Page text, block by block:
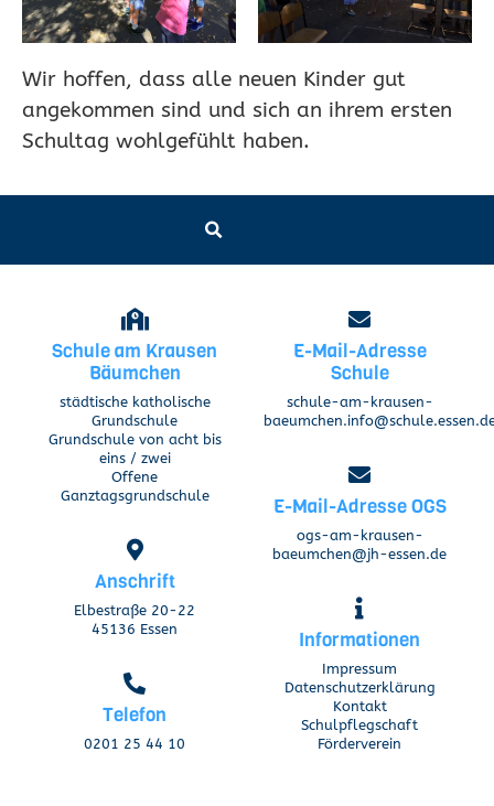
Wir hoffen, dass alle neuen Kinder gut
angekommen sind und sich an ihrem ersten
Schultag wohlgefühlt haben.
Schule am Krausen
Bäumchen
städtische katholische
Grundschule
Grundschule von acht bis
eins / zwei
Offene
Ganztagsgrundschule
Anschrift
Elbestraße 20-22
45136 Essen
Telefon
0201 25 44 10
E-Mail-Adresse
Schule
schule-am-krausen-
E-Mail-Adresse OGS
ogs-am-krausen-
baeumchen@jh-essen.de
Informationen
Impressum
Datenschutzerklärung
Kontakt
Schulpflegschaft
Förderverein